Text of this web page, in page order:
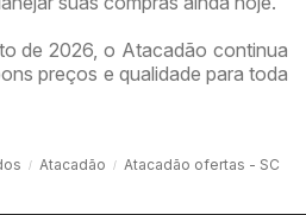
de 2026, o Atacadão continua
preços e qualidade para toda
Atacadão Atacadão ofertas - SC